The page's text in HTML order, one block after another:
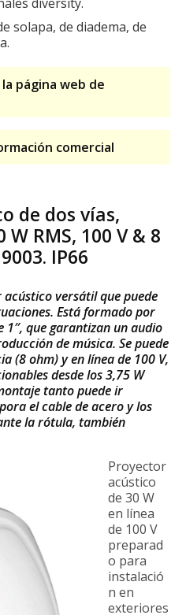
solapa, de diadema, de
página web de
comercial
de dos vías,
RMS, 100 V & 8
IP66
acústico versátil que puede
Está formado por
1″, que garantizan un audio
de música. Se puede
(8 ohm) y en línea de 100 V,
desde los 3,75 W
tanto puede ir
el cable de acero y los
la rótula, también
Proyector
acústico
de 30 W
en línea
de 100 V
preparad
o para
instalació
n en
exteriores